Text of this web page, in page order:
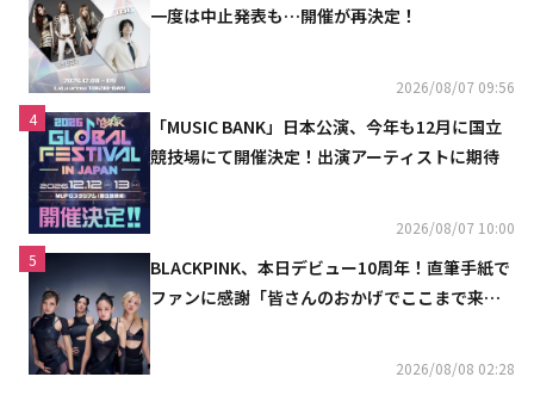
一度は中止発表も…開催が再決定！
2026/08/07 09:56
4
「MUSIC BANK」日本公演、今年も12月に国立
競技場にて開催決定！出演アーティストに期待
2026/08/07 10:00
5
BLACKPINK、本日デビュー10周年！直筆手紙で
ファンに感謝「皆さんのおかげでここまで来ら
2026/08/08 02:28